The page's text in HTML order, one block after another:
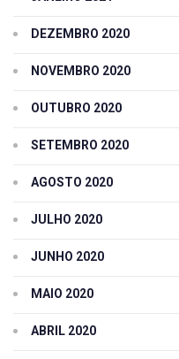
DEZEMBRO 2020
NOVEMBRO 2020
OUTUBRO 2020
SETEMBRO 2020
AGOSTO 2020
JULHO 2020
JUNHO 2020
MAIO 2020
ABRIL 2020